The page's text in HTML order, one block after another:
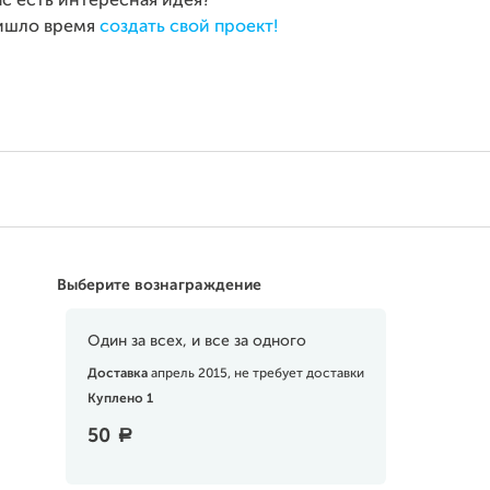
время создать свой проект!
Выберите вознаграждение
Один за всех, и все за одного
Доставка апрель 2015, не требует доставки
Куплено 1
50 a